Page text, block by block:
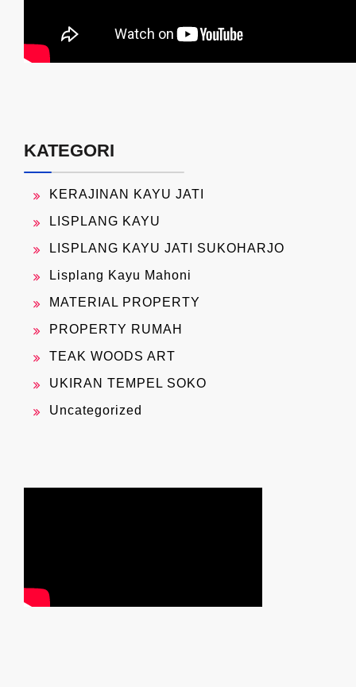
KATEGORI
KERAJINAN KAYU JATI
LISPLANG KAYU
LISPLANG KAYU JATI SUKOHARJO
Lisplang Kayu Mahoni
MATERIAL PROPERTY
PROPERTY RUMAH
TEAK WOODS ART
UKIRAN TEMPEL SOKO
Uncategorized